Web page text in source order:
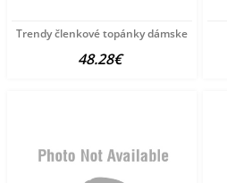
Trendy členkové topánky dámske
48.28€